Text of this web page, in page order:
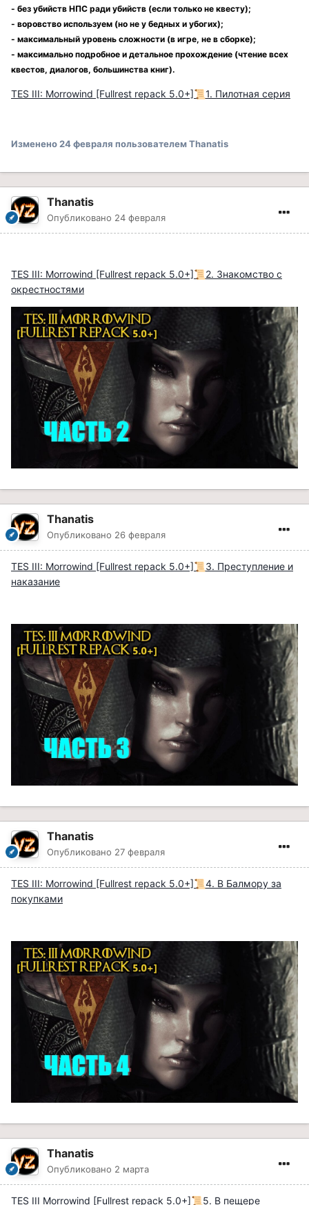
- без убийств НПС ради убийств (если только не квесту);
- воровство используем (но не у бедных и убогих);
- максимальный уровень сложности (в игре, не в сборке);
- максимально подробное и детальное прохождение (чтение всех
квестов, диалогов, большинства книг).
TES III: Morrowind [Fullrest repack 5.0+]📜1. Пилотная серия
Изменено 24 февраля пользователем Thanatis
Thanatis
Опубликовано 24 февраля
TES III: Morrowind [Fullrest repack 5.0+]📜2. Знакомство с
окрестностями
Thanatis
Опубликовано 26 февраля
TES III: Morrowind [Fullrest repack 5.0+]📜3. Преступление и
наказание
Thanatis
Опубликовано 27 февраля
TES III: Morrowind [Fullrest repack 5.0+]📜4. В Балмору за
покупками
Thanatis
Опубликовано 2 марта
TES III Morrowind [Fullrest repack 5.0+]📜5. В пещере